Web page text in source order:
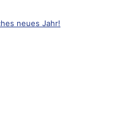
neues Jahr!